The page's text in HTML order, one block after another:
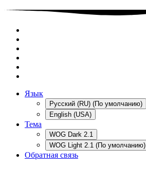
Язык
Русский (RU) (По умолчанию)
English (USA)
Тема
WOG Dark 2.1
WOG Light 2.1 (По умолчанию)
Обратная связь